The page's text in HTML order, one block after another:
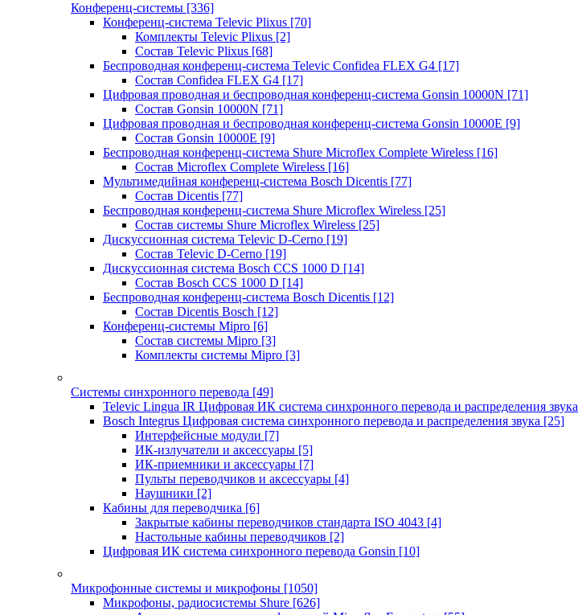
Конференц-системы [336]
Конференц-система Televic Plixus [70]
Комплекты Televic Plixus [2]
Состав Televic Plixus [68]
Беспроводная конференц-система Televic Confidea FLEX G4 [17]
Состав Confidea FLEX G4 [17]
Цифровая проводная и беспроводная конференц-система Gonsin 10000N [71]
Состав Gonsin 10000N [71]
Цифровая проводная и беспроводная конференц-система Gonsin 10000E [9]
Состав Gonsin 10000E [9]
Беспроводная конференц-система Shure Microflex Complete Wireless [16]
Состав Microflex Complete Wireless [16]
Мультимедийная конференц-система Bosch Dicentis [77]
Состав Dicentis [77]
Беспроводная конференц-система Shure Microflex Wireless [25]
Состав системы Shure Microflex Wireless [25]
Дискуссионная система Televic D-Cerno [19]
Состав Televic D-Cerno [19]
Дискуссионная система Bosch CCS 1000 D [14]
Состав Bosch CCS 1000 D [14]
Беспроводная конференц-система Bosch Dicentis [12]
Состав Dicentis Bosch [12]
Конференц-системы Mipro [6]
Состав системы Mipro [3]
Комплекты системы Mipro [3]
Системы синхронного перевода [49]
Televic Lingua IR Цифровая ИК система синхронного перевода и распределения звука
Bosch Integrus Цифровая система синхронного перевода и распределения звука [25]
Интерфейсные модули [7]
ИК-излучатели и аксессуары [5]
ИК-приемники и аксессуары [7]
Пульты переводчиков и аксессуары [4]
Наушники [2]
Кабины для переводчика [6]
Закрытые кабины переводчиков стандарта ISO 4043 [4]
Настольные кабины переводчиков [2]
Цифровая ИК система синхронного перевода Gonsin [10]
Микрофонные системы и микрофоны [1050]
Микрофоны, радиосистемы Shure [626]